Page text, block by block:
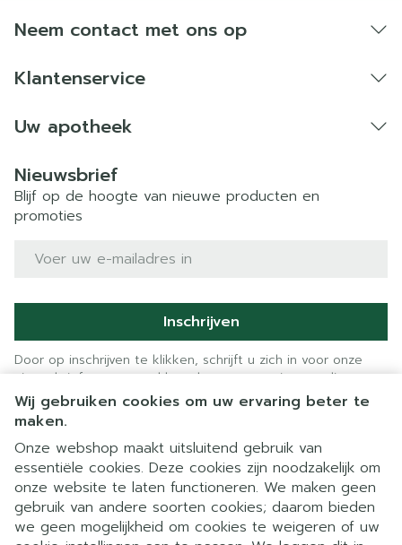
Wij gebruiken cookies om uw ervaring beter te
maken.
Onze webshop maakt uitsluitend gebruik van
essentiële cookies. Deze cookies zijn noodzakelijk om
onze website te laten functioneren. We maken geen
gebruik van andere soorten cookies; daarom bieden
we geen mogelijkheid om cookies te weigeren of uw
Neem contact met ons op
Klantenservice
Uw apotheek
Nieuwsbrief
Blijf op de hoogte van nieuwe producten en
promoties
E-mail adres
Inschrijven
Door op inschrijven te klikken, schrijft u zich in voor onze
nieuwsbrief en gaat u akkoord met onzeprivacy policy.